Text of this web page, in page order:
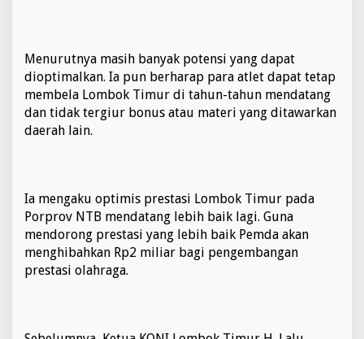
Menurutnya masih banyak potensi yang dapat
dioptimalkan. Ia pun berharap para atlet dapat tetap
membela Lombok Timur di tahun-tahun mendatang
dan tidak tergiur bonus atau materi yang ditawarkan
daerah lain.
Ia mengaku optimis prestasi Lombok Timur pada
Porprov NTB mendatang lebih baik lagi. Guna
mendorong prestasi yang lebih baik Pemda akan
menghibahkan Rp2 miliar bagi pengembangan
prestasi olahraga.